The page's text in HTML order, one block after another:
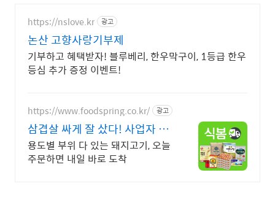
https://nslove.kr 광고
논산 고향사랑기부제
기부하고 혜택받자! 블루베리, 한우막구이, 1등급 한우
등심 추가 증정 이벤트!
https://www.foodspring.co.kr/ 광고
삼겹살 싸게 잘 샀다! 사업자 전
용 특가
용도별 부위 다 있는 돼지고기, 오늘
주문하면 내일 바로 도착